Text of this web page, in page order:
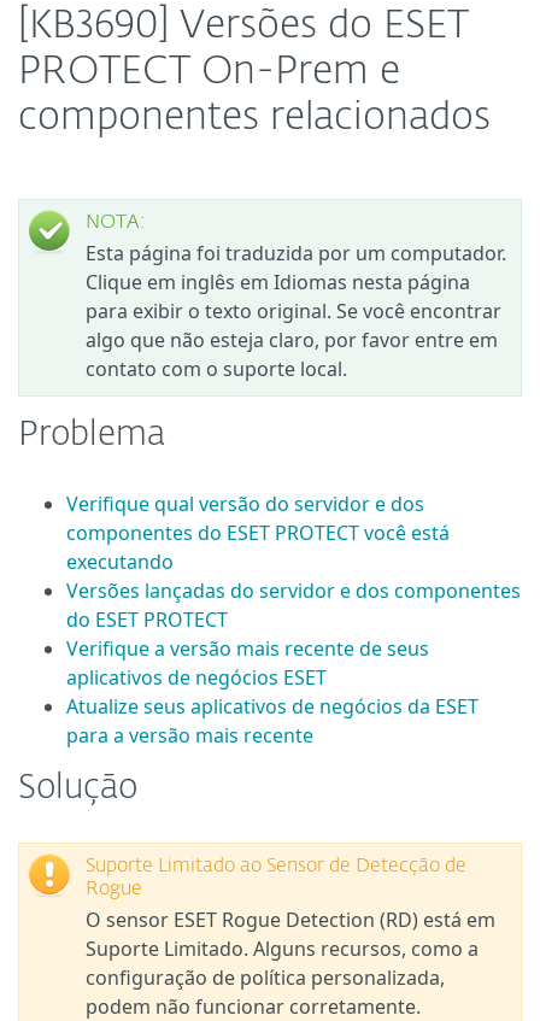
[KB3690] Versões do ESET
PROTECT On-Prem e
componentes relacionados
NOTA:
Esta página foi traduzida por um computador.
Clique em inglês em Idiomas nesta página
para exibir o texto original. Se você encontrar
algo que não esteja claro, por favor entre em
contato com o suporte local.
Problema
Verifique qual versão do servidor e dos
componentes do ESET PROTECT você está
executando
Versões lançadas do servidor e dos componentes
do ESET PROTECT
Verifique a versão mais recente de seus
aplicativos de negócios ESET
Atualize seus aplicativos de negócios da ESET
para a versão mais recente
Solução
Suporte Limitado ao Sensor de Detecção de
Rogue
O sensor ESET Rogue Detection (RD) está em
Suporte Limitado. Alguns recursos, como a
configuração de política personalizada,
podem não funcionar corretamente.